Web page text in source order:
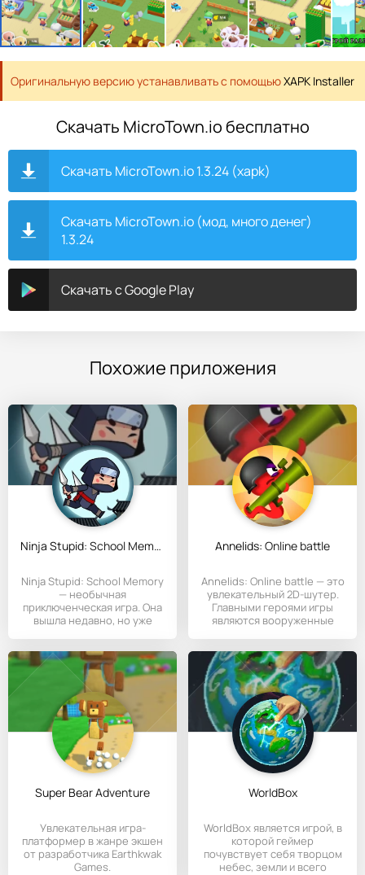
Оригинальную версию устанавливать с помощьюXAPK Installer
Скачать MicroTown.io бесплатно
Скачать MicroTown.io 1.3.24 (xapk)
Скачать MicroTown.io (мод, много денег)
1.3.24
Скачать с Google Play
Похожие приложения
Ninja Stupid: School Memory
Ninja Stupid: School Memory
— необычная
приключенческая игра. Она
вышла недавно, но уже
Annelids: Online battle
Annelids: Online battle — это
увлекательный 2D-шутер.
Главными героями игры
являются вооруженные
Super Bear Adventure
Увлекательная игра-
платформер в жанре экшен
от разработчика Earthkwak
Games.
WorldBox
WorldBox является игрой, в
которой геймер
почувствует себя творцом
небес, земли и всего